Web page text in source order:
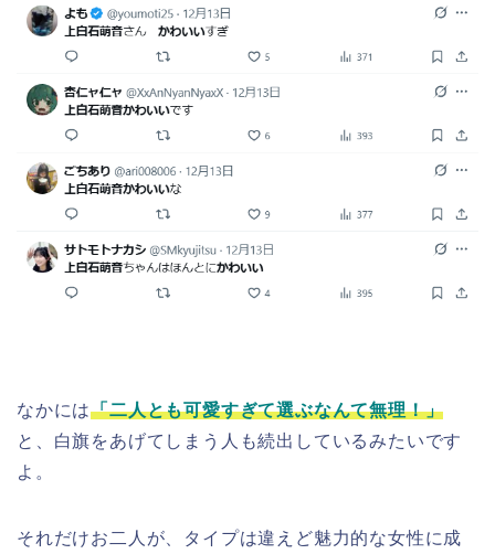
なかには「二人とも可愛すぎて選ぶなんて無理！」
と、白旗をあげてしまう人も続出しているみたいです
よ。
それだけお二人が、タイプは違えど魅力的な女性に成